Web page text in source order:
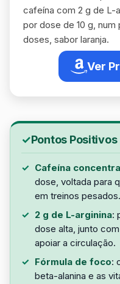
cafeína com 2 g de L-
por dose de 10 g,
doses, sabor laranja.
Ver
Pontos Positivos
Cafeína
dose, voltada para
em treinos pesados.
2 g de L-arginina:
dose alta, junto
apoiar a circulação.
Fórmula de foco:
beta-alanina e as